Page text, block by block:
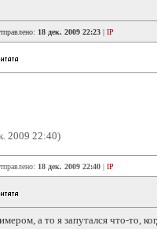
18 дек. 2009 22:23 | IP
2009 22:40)
18 дек. 2009 22:40 | IP
а то я запутался что-то,